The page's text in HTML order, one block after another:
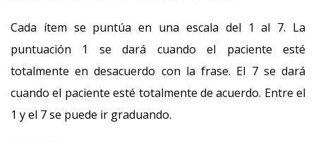
Cada ítem se puntúa en una escala del 1 al 7. La
puntuación 1 se dará cuando el paciente esté
totalmente en desacuerdo con la frase. El 7 se dará
cuando el paciente esté totalmente de acuerdo. Entre el
1 y el 7 se puede ir graduando.